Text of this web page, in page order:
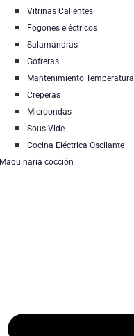
Vitrinas Calientes
Fogones eléctricos
Salamandras
Gofreras
Mantenimiento Temperatura
Creperas
Microondas
Sous Vide
Cocina Eléctrica Oscilante
Maquinaria cocción